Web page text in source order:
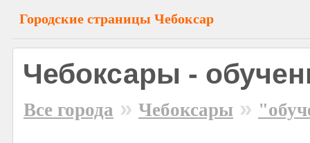
Городские страницы Чебоксар
Чебоксары -
Все города » Чебоксары »